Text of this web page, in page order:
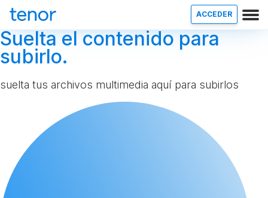
ACCEDER
Suelta el contenido para
subirlo.
suelta tus archivos multimedia aquí para subirlos